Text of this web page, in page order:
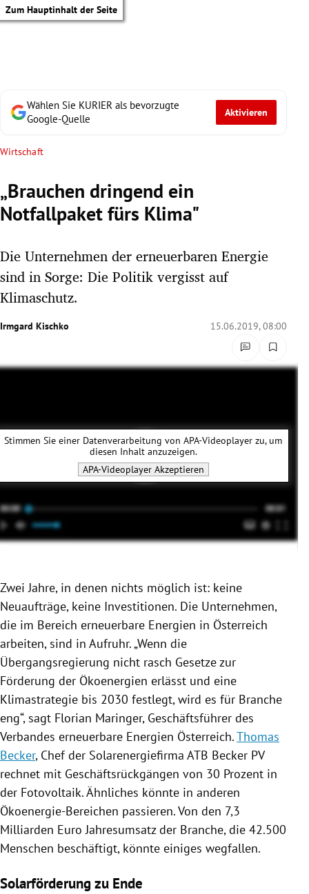
Zum Hauptinhalt der Seite
Untermenü
Untermenü
Untermenü
Untermenü
Untermenü
Wählen Sie KURIER als bevorzugte
Google-Quelle
Aktivieren
Wirtschaft
„Brauchen dringend ein
Notfallpaket fürs Klima"
Die Unternehmen der erneuerbaren Energie
sind in Sorge: Die Politik vergisst auf
Klimaschutz.
Irmgard Kischko 15.06.2019, 08:00
Stimmen Sie einer Datenverarbeitung vonAPA-Videoplayer zu, um
diesen Inhalt anzuzeigen.
APA-VideoplayerAkzeptieren
Zwei Jahre, in denen nichts möglich ist: keine
Neuaufträge, keine Investitionen. Die Unternehmen,
die im Bereich erneuerbare Energien in Österreich
arbeiten, sind in Aufruhr. „Wenn die
Übergangsregierung nicht rasch Gesetze zur
Förderung der Ökoenergien erlässt und eine
Klimastrategie bis 2030 festlegt, wird es für Branche
eng“, sagt Florian Maringer, Geschäftsführer des
Verbandes erneuerbare Energien Österreich.Thomas
Becker, Chef der Solarenergiefirma ATB Becker PV
rechnet mit Geschäftsrückgängen von 30 Prozent in
der Fotovoltaik. Ähnliches könnte in anderen
Ökoenergie-Bereichen passieren. Von den 7,3
Milliarden Euro Jahresumsatz der Branche, die 42.500
Menschen beschäftigt, könnte einiges wegfallen.
Solarförderung zu Ende